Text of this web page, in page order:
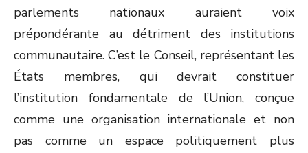
parlements nationaux auraient voix
prépondérante au détriment des institutions
communautaire. C’est le Conseil, représentant les
États membres, qui devrait constituer
l’institution fondamentale de l’Union, conçue
comme une organisation internationale et non
pas comme un espace politiquement plus